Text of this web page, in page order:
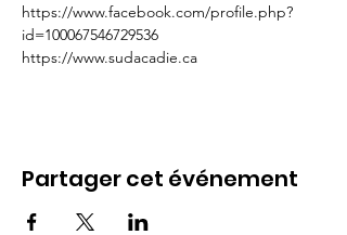
https://www.facebook.com/profile.php?
id=100067546729536
https://www.sudacadie.ca
Partager cet événement